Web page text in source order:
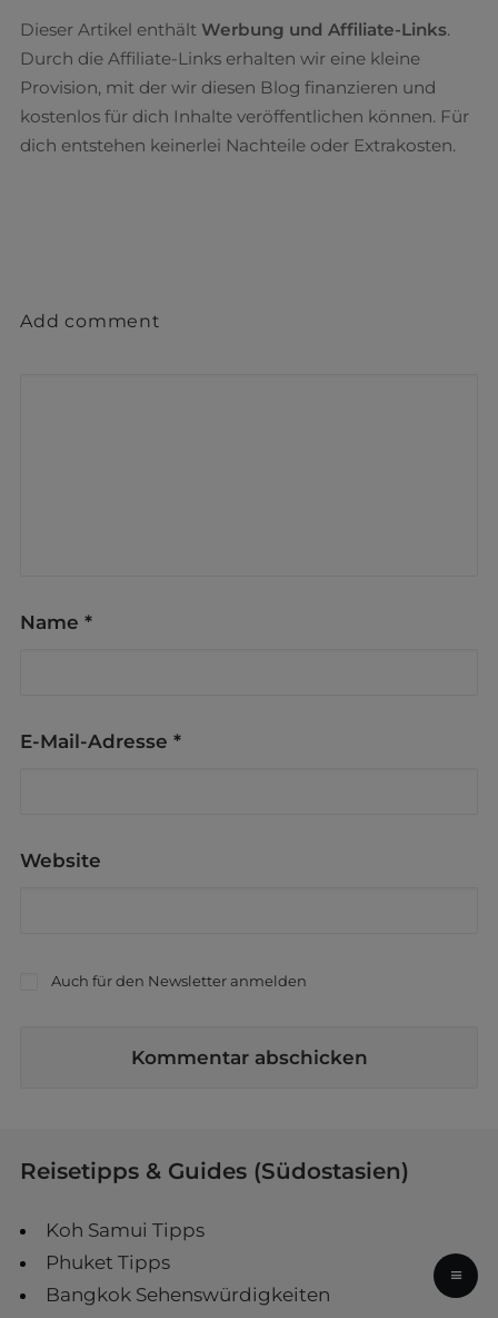
Dieser Artikel enthält Werbung und Affiliate-Links.
Durch die Affiliate-Links erhalten wir eine kleine
Provision, mit der wir diesen Blog finanzieren und
kostenlos für dich Inhalte veröffentlichen können. Für
dich entstehen keinerlei Nachteile oder Extrakosten.
Add comment
Name *
E-Mail-Adresse *
Website
Auch für den Newsletter anmelden
Reisetipps & Guides (Südostasien)
Koh Samui Tipps
Phuket Tipps
Bangkok Sehenswürdigkeiten
≡